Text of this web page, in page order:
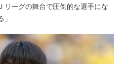
リーグの舞台で圧倒的な選手にな